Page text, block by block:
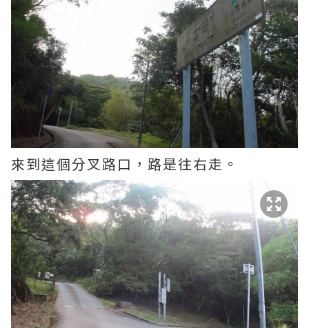
來到這個分叉路口，路是往右走。